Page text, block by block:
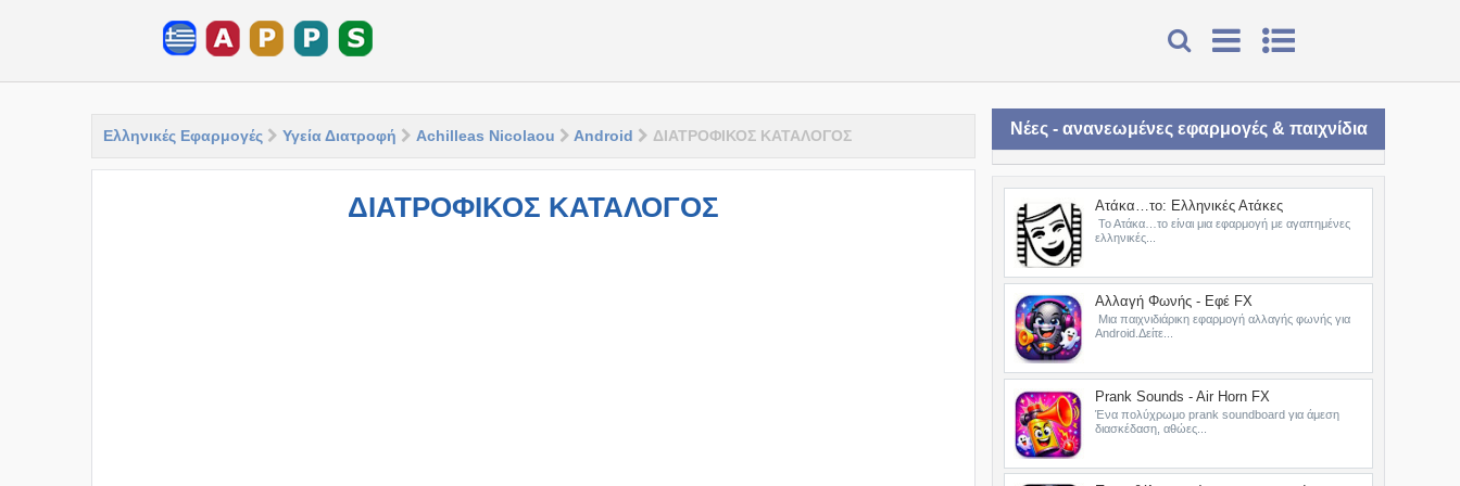
Ελληνικές Εφαρμογές Υγεία Διατροφή Achilleas Nicolaou Android ΔΙΑΤΡΟΦΙΚΟΣ ΚΑΤΑΛΟΓΟΣ
ΔΙΑΤΡΟΦΙΚΟΣ ΚΑΤΑΛΟΓΟΣ
Νέες - ανανεωμένες εφαρμογές & παιχνίδια
Ατάκα…το: Ελληνικές Ατάκες
Το Ατάκα…το είναι μια εφαρμογή με αγαπημένες
ελληνικές...
Αλλαγή Φωνής - Εφέ FX
Μια παιχνιδιάρικη εφαρμογή αλλαγής φωνής για
Android.Δείτε...
Prank Sounds - Air Horn FX
Ένα πολύχρωμο prank soundboard για άμεση
διασκέδαση, αθώες...